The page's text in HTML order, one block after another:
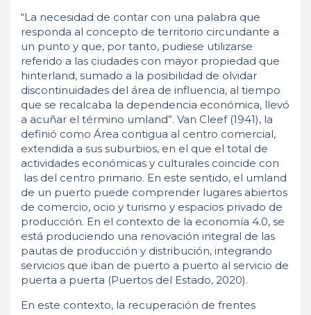
“La necesidad de contar con una palabra que
responda al concepto de territorio circundante a
un punto y que, por tanto, pudiese utilizarse
referido a las ciudades con mayor propiedad que
hinterland, sumado a la posibilidad de olvidar
discontinuidades del área de influencia, al tiempo
que se recalcaba la dependencia económica, llevó
a acuñar el término umland”. Van Cleef (1941), la
definió como Área contigua al centro comercial,
extendida a sus suburbios, en el que el total de
actividades económicas y culturales coincide con
las del centro primario. En este sentido, el umland
de un puerto puede comprender lugares abiertos
de comercio, ocio y turismo y espacios privado de
producción. En el contexto de la economía 4.0, se
está produciendo una renovación integral de las
pautas de producción y distribución, integrando
servicios que iban de puerto a puerto al servicio de
puerta a puerta (Puertos del Estado, 2020).
En este contexto, la recuperación de frentes